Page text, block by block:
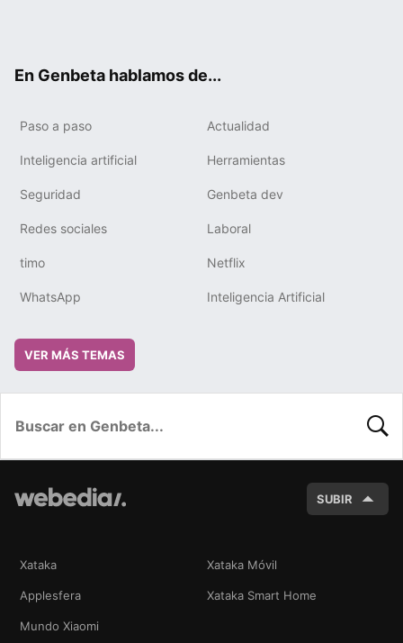
En Genbeta hablamos de...
Paso a paso Actualidad
Inteligencia artificial Herramientas
Seguridad Genbeta dev
Redes sociales Laboral
timo Netflix
WhatsApp Inteligencia Artificial
VER MÁS TEMAS
SUBIR
Xataka Xataka Móvil
Applesfera Xataka Smart Home
Mundo Xiaomi